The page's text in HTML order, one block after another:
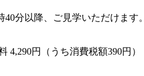
分以降、ご見学いただけま
4,290円（うち消費税額390円